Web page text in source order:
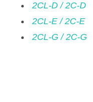
2CL-D / 2C-D
2CL-E / 2C-E
2CL-G / 2C-G